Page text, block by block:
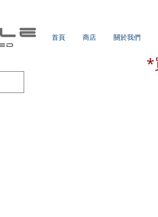
首頁 商店 關於我們
*